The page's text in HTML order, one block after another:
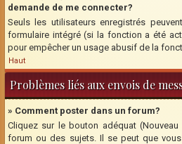
demande de me connecter?
Seuls les utilisateurs enregistrés
formulaire intégré (si la fonction a été
pour empêcher un usage abusif de la
Haut
Problèmes liés aux envois de
» Comment poster dans un forum?
Cliquez sur le bouton adéquat
forum ou des sujets. Il se peut que